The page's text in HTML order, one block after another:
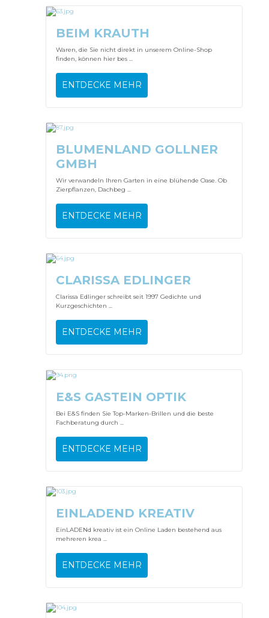
BEIM KRAUTH
Waren, die Sie nicht direkt in unserem Online-Shop
finden, können hier bes ...
ENTDECKE MEHR
BLUMENLAND GOLLNER
GMBH
Wir verwandeln Ihren Garten in eine blühende Oase. Ob
Zierpflanzen, Dachbeg ...
ENTDECKE MEHR
CLARISSA EDLINGER
Clarissa Edlinger schreibt seit 1997 Gedichte und
Kurzgeschichten ...
ENTDECKE MEHR
E&S GASTEIN OPTIK
Bei E&S finden Sie Top-Marken-Brillen und die beste
Fachberatung durch ...
ENTDECKE MEHR
EINLADEND KREATIV
EinLADENd kreativ ist ein Online Laden bestehend aus
mehreren krea ...
ENTDECKE MEHR